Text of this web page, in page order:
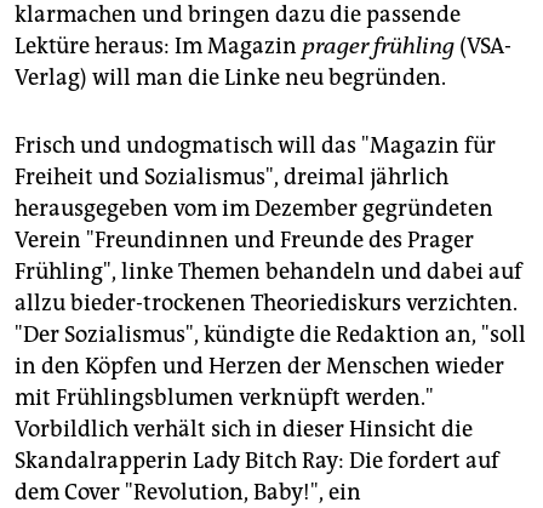
klarmachen und bringen dazu die passende
Lektüre heraus: Im Magazin prager frühling (VSA-
Verlag) will man die Linke neu begründen.
Frisch und undogmatisch will das "Magazin für
Freiheit und Sozialismus", dreimal jährlich
herausgegeben vom im Dezember gegründeten
Verein "Freundinnen und Freunde des Prager
Frühling", linke Themen behandeln und dabei auf
allzu bieder-trockenen Theoriediskurs verzichten.
"Der Sozialismus", kündigte die Redaktion an, "soll
in den Köpfen und Herzen der Menschen wieder
mit Frühlingsblumen verknüpft werden."
Vorbildlich verhält sich in dieser Hinsicht die
Skandalrapperin Lady Bitch Ray: Die fordert auf
dem Cover "Revolution, Baby!", ein